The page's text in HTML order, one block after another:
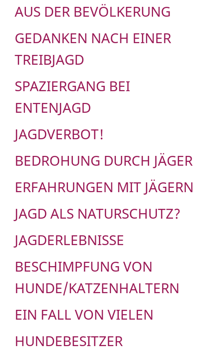
AUS DER BEVÖLKERUNG
GEDANKEN NACH EINER
TREIBJAGD
SPAZIERGANG BEI
ENTENJAGD
JAGDVERBOT!
BEDROHUNG DURCH JÄGER
ERFAHRUNGEN MIT JÄGERN
JAGD ALS NATURSCHUTZ?
JAGDERLEBNISSE
BESCHIMPFUNG VON
HUNDE/KATZENHALTERN
EIN FALL VON VIELEN
HUNDEBESITZER